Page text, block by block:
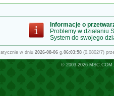
Informacje o
Problemy w działaniu
System do swojego
w dniu 2026-08-06g.06:03:58(0.0802/7)
© 2003-2026